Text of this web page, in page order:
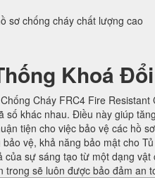
Khoá
Cháy FRC4 Fire
số khác nhau. Điều này giúp
tiện cho việc bảo vệ các hồ
bảo vệ, khả năng bảo mật cho
của sự sáng tạo từ một dạng
trong sẽ luôn được bảo đảm an